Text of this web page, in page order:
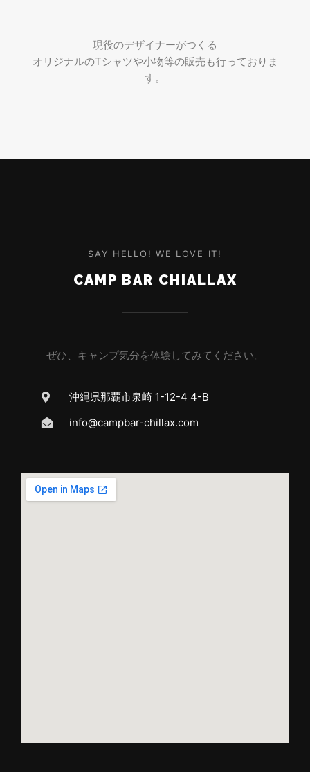
現役のデザイナーがつくる
オリジナルのTシャツや小物等の販売も行っておりま
す。
SAY HELLO! WE LOVE IT!
CAMP BAR CHIALLAX
ぜひ、キャンプ気分を体験してみてください。
沖縄県那覇市泉崎 1-12-4 4-B
info@campbar-chillax.com